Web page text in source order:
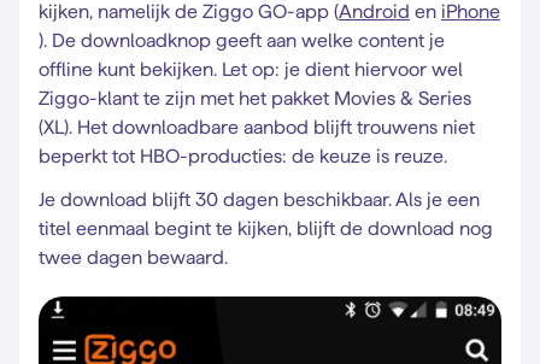
kijken, namelijk de Ziggo GO-app (Android en iPhone
). De downloadknop geeft aan welke content je
offline kunt bekijken. Let op: je dient hiervoor wel
Ziggo-klant te zijn met het pakket Movies & Series
(XL). Het downloadbare aanbod blijft trouwens niet
beperkt tot HBO-producties: de keuze is reuze.
Je download blijft 30 dagen beschikbaar. Als je een
titel eenmaal begint te kijken, blijft de download nog
twee dagen bewaard.